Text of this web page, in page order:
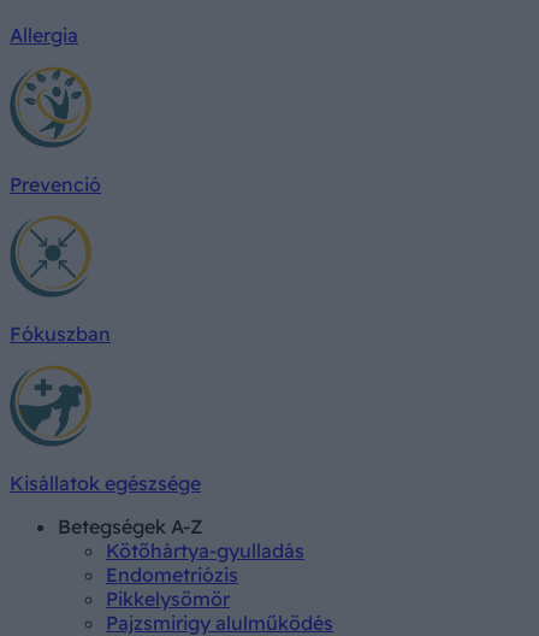
Allergia
Prevenció
Fókuszban
Kisállatok egészsége
Betegségek A-Z
Kötőhártya-gyulladás
Endometriózis
Pikkelysömör
Pajzsmirigy alulműködés